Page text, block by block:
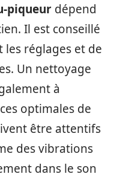
piqueur dépend
Il est conseillé
réglages et de
Un nettoyage
à
optimales de
être attentifs
des vibrations
dans le son